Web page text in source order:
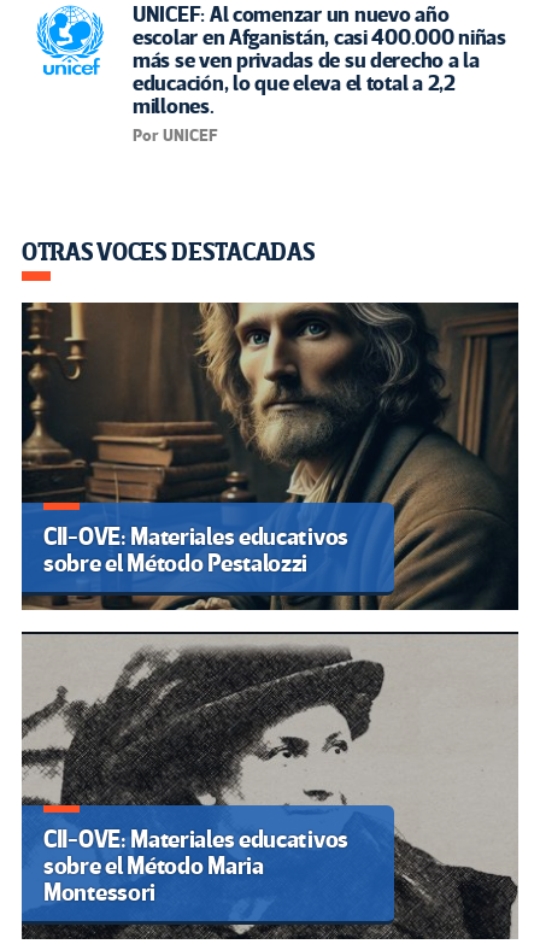
UNICEF: Al comenzar un nuevo año
escolar en Afganistán, casi 400.000 niñas
más se ven privadas de su derecho a la
educación, lo que eleva el total a 2,2
millones.
Por UNICEF
OTRAS VOCES DESTACADAS
CII-OVE: Materiales educativos
sobre el Método Pestalozzi
CII-OVE: Materiales educativos
sobre el Método Maria
Montessori